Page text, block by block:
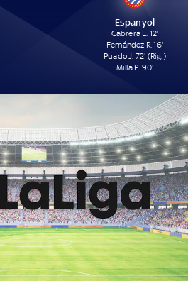
Espanyol
Cabrera L. 12'
Fernández R. 16'
Puado J. 72' (Rig.)
Milla P. 90'
0 - 4